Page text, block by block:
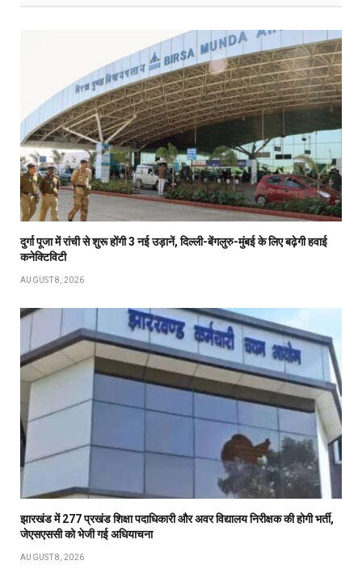
दुर्गा पूजा में रांची से शुरू होंगी 3 नई उड़ानें, दिल्ली-बेंगलुरु-मुंबई के लिए बढ़ेगी हवाई
कनेक्टिविटी
AUGUST 8, 2026
झारखंड में 277 प्रखंड शिक्षा पदाधिकारी और अवर विद्यालय निरीक्षक की होगी भर्ती,
जेएसएससी को भेजी गई अधियाचना
AUGUST 8, 2026